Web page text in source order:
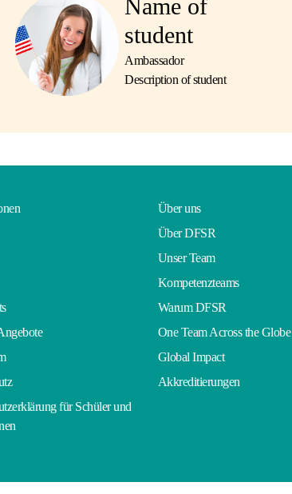
Name of
student
Ambassador
Description of student
für Schüler und
Über uns
Über DFSR
Unser Team
Kompetenzteams
Warum DFSR
One Team Across the Globe
Global Impact
Akkreditierungen